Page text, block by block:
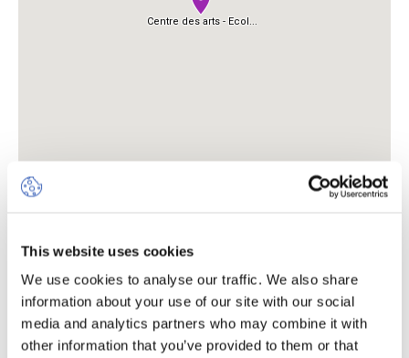
This website uses cookies
We use cookies to analyse our traffic. We also share
information about your use of our site with our social
media and analytics partners who may combine it with
other information that you’ve provided to them or that
Où nous trouver